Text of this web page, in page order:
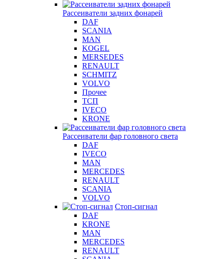
Рассеиватели задних фонарей
DAF
SCANIA
MAN
KOGEL
MERSEDES
RENAULT
SCHMITZ
VOLVO
Прочее
ТСП
IVECO
KRONE
Рассеиватели фар головного света
DAF
IVECO
MAN
MERCEDES
RENAULT
SCANIA
VOLVO
Стоп-сигнал
DAF
KRONE
MAN
MERCEDES
RENAULT